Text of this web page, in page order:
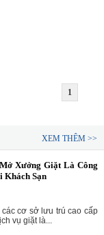
1
XEM THÊM >>
Xưởng Giặt Là Công
Khách Sạn
các cơ sở lưu trú cao cấp
vụ giặt là...